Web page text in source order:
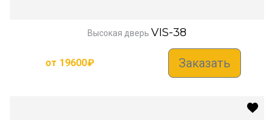
Высокая дверь VIS-38
от 19600₽ Заказать